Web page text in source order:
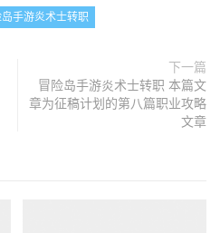
岛手游炎术士转职
下一篇
冒险岛手游炎术士转职 本篇文
章为征稿计划的第八篇职业攻略
文章